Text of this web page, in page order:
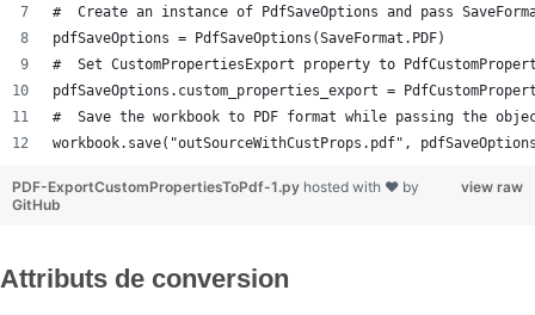
#  Create an instance of PdfSaveOptions and pass
pdfSaveOptions = PdfSaveOptions(SaveFormat.PDF)
#  Set CustomPropertiesExport property to
pdfSaveOptions.custom_properties_export =
#  Save the workbook to PDF format while passing the
workbook.save("outSourceWithCustProps.pdf",
view raw
PDF-ExportCustomPropertiesToPdf-1.py hosted with ❤ by
GitHub
Attributs de conversion